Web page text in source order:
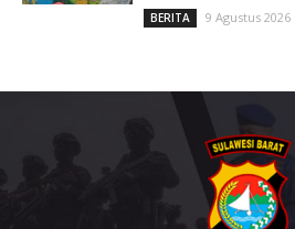
BERITA 9 Agustus 2026